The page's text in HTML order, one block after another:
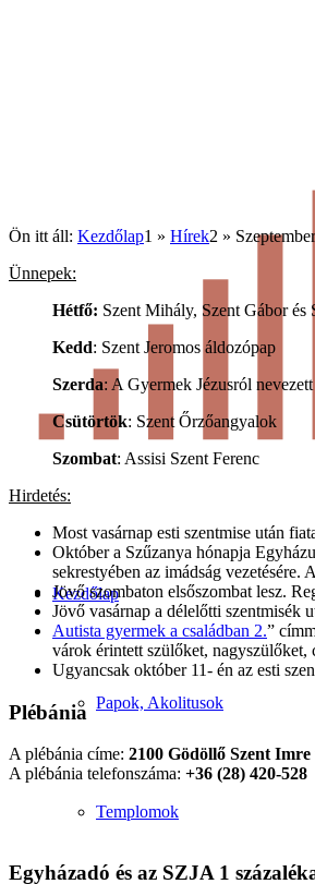
Kezdőlap
Papok, Akolitusok
Templomok
Ön itt áll: Kezdőlap1 » Hírek2 »
Ünnepek:
Hétfő: Szent Mihály, Szent Gábor és
Kedd: Szent Jeromos áldozópap
Szerda: A Gyermek Jézusról
Csütörtök: Szent Őrzőangyalok
Szombat: Assisi Szent Ferenc
Hirdetés:
Most vasárnap esti szentmise után
Október a Szűzanya hónapja
sekrestyében az imádság vezetésére.
Jövő szombaton elsőszombat lesz.
Jövő vasárnap a délelőtti szentmisék
Autista gyermek a családban 2.”
várok érintett szülőket,
Ugyancsak október 11- én az esti
Plébánia
A plébánia címe: 2100 Gödöllő Szent Imre
A plébánia telefonszáma: +36 (28) 420-528
Egyházadó és az SZJA 1